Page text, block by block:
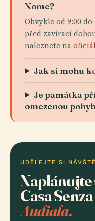
Nome?
Obvykle od 9:00
před zavírací
naleznete na
Jak si mohu
Je památka
omezenou
UDĚLEJTE SI
Naplánujte
Casa
Audiala.